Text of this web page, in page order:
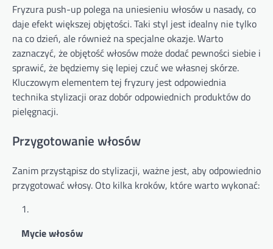
Fryzura push-up polega na uniesieniu włosów u nasady, co
daje efekt większej objętości. Taki styl jest idealny nie tylko
na co dzień, ale również na specjalne okazje. Warto
zaznaczyć, że objętość włosów może dodać pewności siebie i
sprawić, że będziemy się lepiej czuć we własnej skórze.
Kluczowym elementem tej fryzury jest odpowiednia
technika stylizacji oraz dobór odpowiednich produktów do
pielęgnacji.
Przygotowanie włosów
Zanim przystąpisz do stylizacji, ważne jest, aby odpowiednio
przygotować włosy. Oto kilka kroków, które warto wykonać:
Mycie włosów